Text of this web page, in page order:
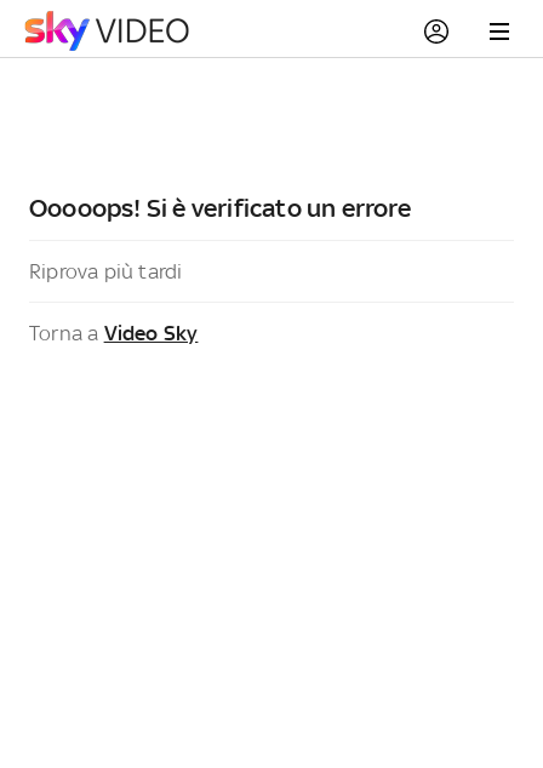
Ooooops! Si è verificato un errore
Riprova più tardi
Torna a Video Sky